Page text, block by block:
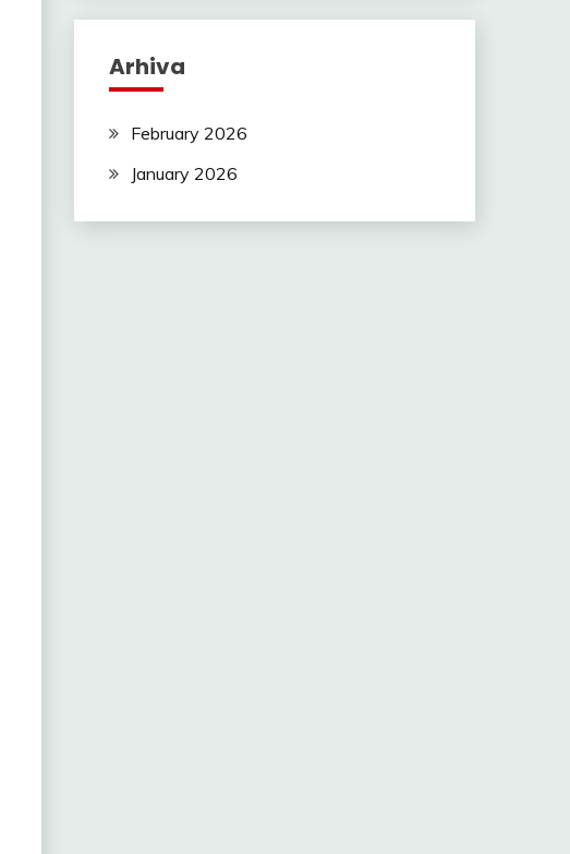
Arhiva
February 2026
January 2026